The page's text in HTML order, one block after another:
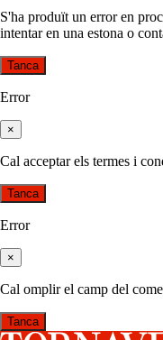
S'ha produït un error en
intentar en una estona o
Tanca
Error
×
Cal acceptar els termes i
Tanca
Error
×
Cal omplir el camp del
Tanca